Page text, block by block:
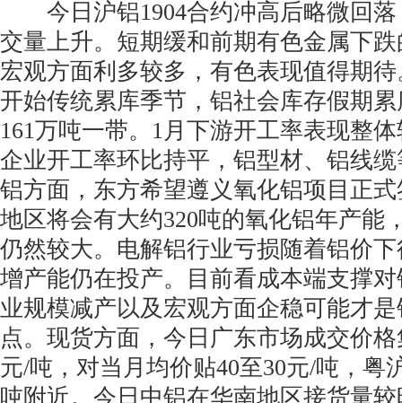
今日沪铝1904合约冲高后略微回落
交量上升。短期缓和前期有色金属下
宏观方面利多较多，有色表现值得期
开始传统累库季节，铝社会库存假期
161万吨一带。1月下游开工率表现整
企业开工率环比持平，铝型材、铝线
铝方面，东方希望遵义氧化铝项目正
地区将会有大约320吨的氧化铝年产能
仍然较大。电解铝行业亏损随着铝价
增产能仍在投产。目前看成本端支撑
业规模减产以及宏观方面企稳可能才
点。现货方面，今日广东市场成交价格
元/吨，对当月均价贴40至30元/吨，粤
吨附近。今日中铝在华南地区接货量